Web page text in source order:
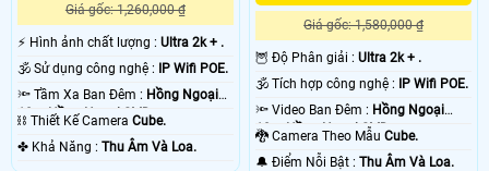
Giá gốc: 1,260,000 ₫
️⚡ Hình ảnh chất lượng : Ultra 2k + .
🕉️ Sử dụng công nghệ :
IP Wifi POE.
🔦 Tầm Xa Ban Đêm : Hồng Ngoại
10m Hồng Ngoại SMD.
⛓ Thiết Kế Camera Cube.
️✤ Khả Năng : Thu Âm Và Loa.
Giá gốc: 1,580,000 ₫
🦉 Độ Phân giải :Ultra 2k + .
🕉️ Tích hợp công nghệ :
IP Wifi POE.
🔦 Video Ban Đêm : Hồng Ngoại
10m Hồng Ngoại SMD.
🐉️ Camera Theo MẫuCube.
️🔔 Điểm Nỗi Bật :Thu Âm Và Loa.